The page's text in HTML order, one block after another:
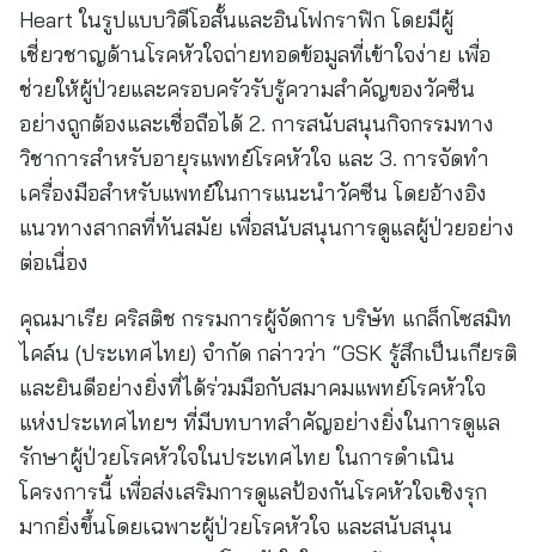
Heart ในรูปแบบวิดีโอสั้นและอินโฟกราฟิก โดยมีผู้
เชี่ยวชาญด้านโรคหัวใจถ่ายทอดข้อมูลที่เข้าใจง่าย เพื่อ
ช่วยให้ผู้ป่วยและครอบครัวรับรู้ความสำคัญของวัคซีน
อย่างถูกต้องและเชื่อถือได้ 2. การสนับสนุนกิจกรรมทาง
วิชาการสำหรับอายุรแพทย์โรคหัวใจ และ 3. การจัดทำ
เครื่องมือสำหรับแพทย์ในการแนะนำวัคซีน โดยอ้างอิง
แนวทางสากลที่ทันสมัย เพื่อสนับสนุนการดูแลผู้ป่วยอย่าง
ต่อเนื่อง
คุณมาเรีย คริสติช กรรมการผู้จัดการ บริษัท แกล็กโซสมิท
ไคล์น (ประเทศไทย) จำกัด กล่าวว่า “GSK รู้สึกเป็นเกียรติ
และยินดีอย่างยิ่งที่ได้ร่วมมือกับสมาคมแพทย์โรคหัวใจ
แห่งประเทศไทยฯ ที่มีบทบาทสำคัญอย่างยิ่งในการดูแล
รักษาผู้ป่วยโรคหัวใจในประเทศไทย ในการดำเนิน
โครงการนี้ เพื่อส่งเสริมการดูแลป้องกันโรคหัวใจเชิงรุก
มากยิ่งขึ้นโดยเฉพาะผู้ป่วยโรคหัวใจ และสนับสนุน